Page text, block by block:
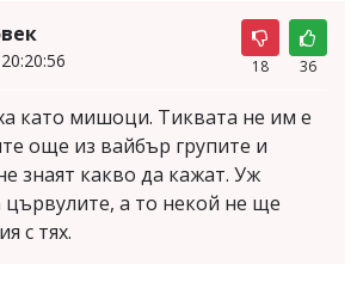
18 36
като мишоци. Тиквата не им е
още из вайбър групите и
знаят какво да кажат. Уж
цървулите, а то некой не ще
с тях.